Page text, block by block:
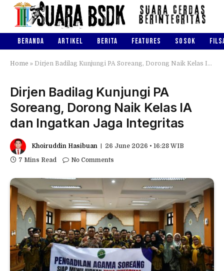
BERANDA ARTIKEL BERITA FEATURES SOSOK
Home » Dirjen Badilag Kunjungi PA Soreang, Dorong Naik Kelas IA dan Ingatkan Jaga Integritas
Dirjen Badilag Kunjungi PA
Soreang, Dorong Naik Kelas IA
dan Ingatkan Jaga Integritas
Khoiruddin Hasibuan
26 June 2026 • 16:28 WIB
7 Mins Read
No Comments